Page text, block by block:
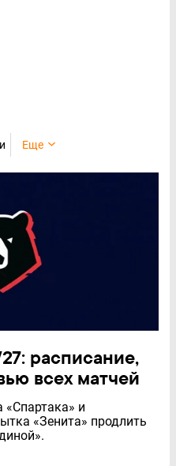
Еще
расписание,
всех матчей
«Спартака» и
«Зенита» продлить